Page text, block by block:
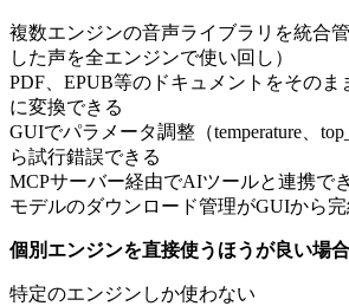
複数エンジンの音声ライブラリを統合
した声を全エンジンで使い回し）
PDF、EPUB等のドキュメントをそのま
に変換できる
GUIでパラメータ調整（temperature、
ら試行錯誤できる
MCPサーバー経由でAIツールと連携で
モデルのダウンロード管理がGUIから完
個別エンジンを直接使うほうが良い場
特定のエンジンしか使わない